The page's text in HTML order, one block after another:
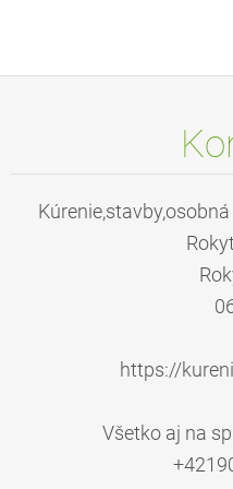
https://
Všetko aj na